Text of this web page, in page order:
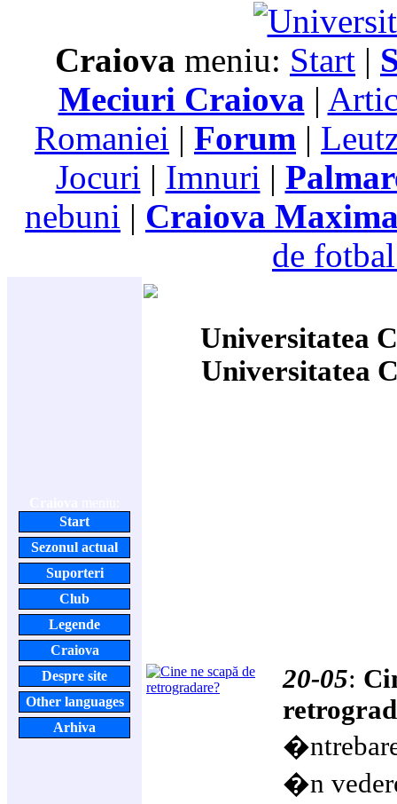
Craiova meniu: Start |
Meciuri Craiova |
Romaniei | Forum |
Jocuri | Imnuri |
nebuni | Craiova
de
Start
Sezonul actual
Suporteri
Club
Legende
Craiova
Despre site
Other languages
Arhiva
Universitatea
Universitatea
20-05:
�n